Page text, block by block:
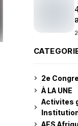
2e
À LA UNE
Activites
AES